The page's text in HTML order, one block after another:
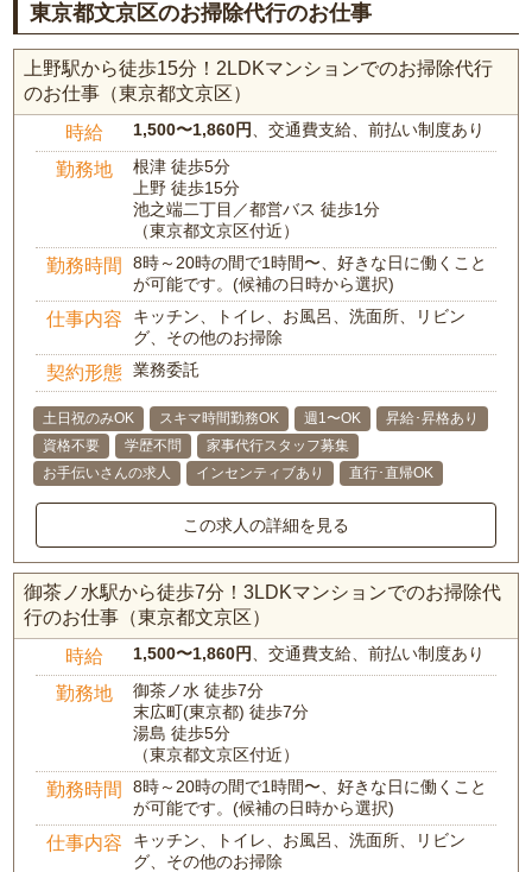
東京都文京区のお掃除代行のお仕事
上野駅から徒歩15分！2LDKマンションでのお掃除代行
のお仕事（東京都文京区）
時給 1,500〜1,860円 、交通費支給、前払い制度あり
勤務地
根津 徒歩5分
上野 徒歩15分
池之端二丁目／都営バス 徒歩1分
（東京都文京区付近）
勤務時間
8時～20時の間で1時間〜、好きな日に働くこと
が可能です。(候補の日時から選択)
仕事内容
キッチン、トイレ、お風呂、洗面所、リビン
グ、その他のお掃除
契約形態 業務委託
土日祝のみOK スキマ時間勤務OK 週1〜OK
昇給･昇格あり
資格不要
学歴不問
家事代行スタッフ募集
お手伝いさんの求人
インセンティブあり 直行･直帰OK
この求人の詳細を見る
御茶ノ水駅から徒歩7分！3LDKマンションでのお掃除代
行のお仕事（東京都文京区）
時給 1,500〜1,860円 、交通費支給、前払い制度あり
勤務地
御茶ノ水 徒歩7分
末広町(東京都) 徒歩7分
湯島 徒歩5分
（東京都文京区付近）
勤務時間
8時～20時の間で1時間〜、好きな日に働くこと
が可能です。(候補の日時から選択)
仕事内容
キッチン、トイレ、お風呂、洗面所、リビン
グ、その他のお掃除